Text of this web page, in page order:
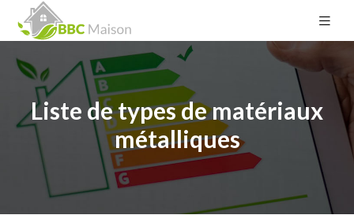
Liste de types de matériaux
métalliques